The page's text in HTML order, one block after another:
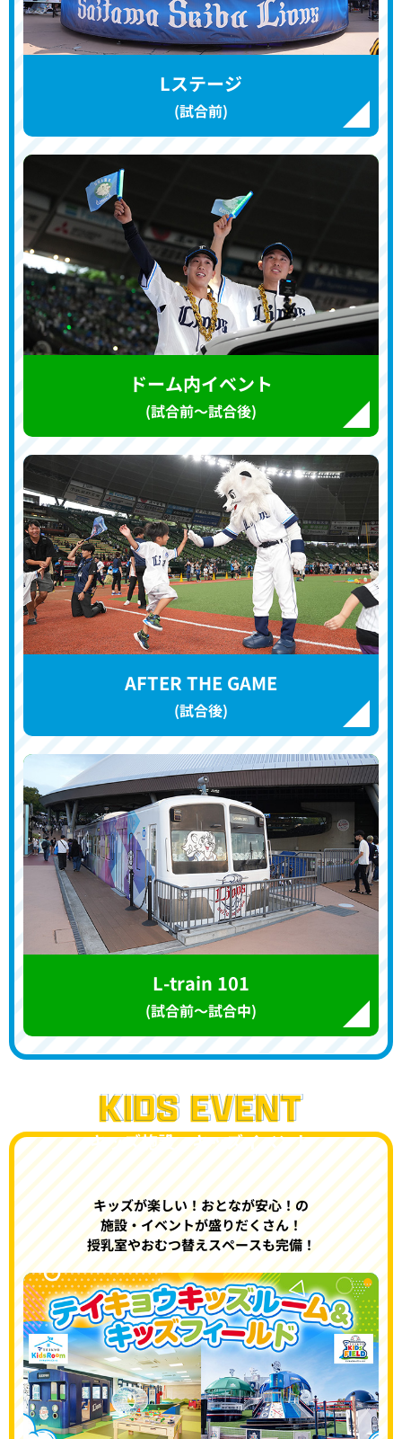
Lステージ
(試合前)
ドーム内イベント
(試合前～試合後)
AFTER THE GAME
(試合後)
L-train 101
(試合前～試合中)
キッズ施設・キッズイベント
キッズが楽しい！おとなが安心！の
施設・イベントが盛りだくさん！
授乳室やおむつ替えスペースも完備！